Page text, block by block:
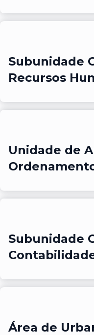
Subunidade
Recursos
Unidade de
Subunidade
Área de